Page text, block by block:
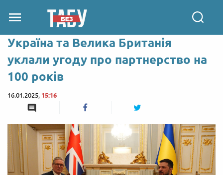
Україна та Велика Британія
уклали угоду про партнерство на
100 років
16.01.2025, 15:16